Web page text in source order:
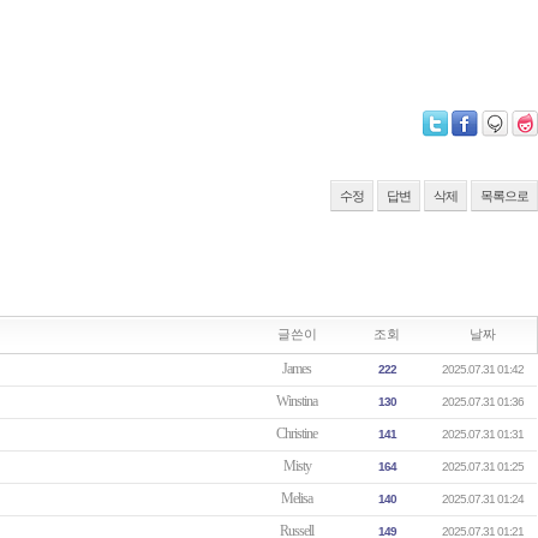
수정 답변 삭제 목록으로
글쓴이 조회 날짜
James 222 2025.07.31 01:42
Winstina 130 2025.07.31 01:36
Christine 141 2025.07.31 01:31
Misty 164 2025.07.31 01:25
Melisa 140 2025.07.31 01:24
Russell 149 2025.07.31 01:21